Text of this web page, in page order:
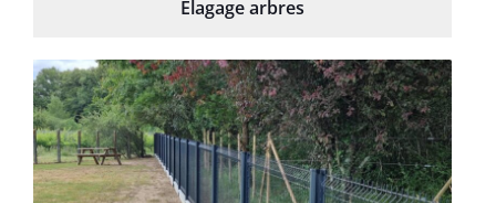
Élagage arbres